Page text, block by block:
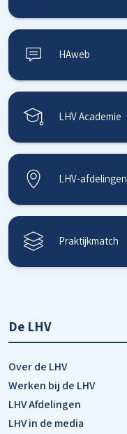
HAweb
LHV Academie
LHV-afdelingen
Praktijkmatch
De LHV
Over de LHV
Werken bij de LHV
LHV Afdelingen
LHV in de media